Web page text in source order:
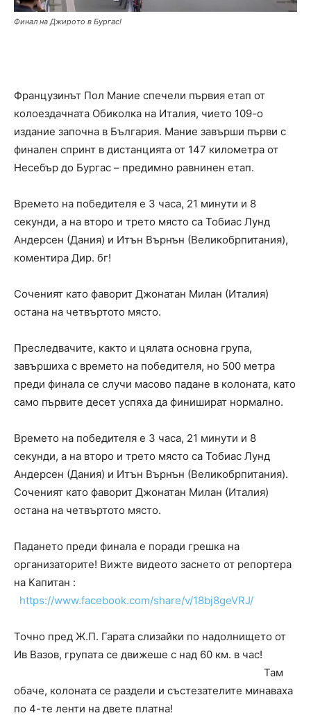
Финал на Джирото в Бургас!
Французинът Пол Мание спечели първия етап от
колоездачната Обиколка на Италия, чието 109-о
издание започна в България. Мание завърши първи с
финален спринт в дистанцията от 147 километра от
Несебър до Бургас – предимно равнинен етап.
Времето на победителя е 3 часа, 21 минути и 8
секунди, а на второ и трето място са Тобиас Лунд
Андерсен (Дания) и Итън Върнън (Великобрпитания),
коментира Дир. бг!
Соченият като фаворит Джонатан Милан (Италия)
остана на четвъртото място.
Преследвачите, както и цялата основна група,
завършиха с времето на победителя, но 500 метра
преди финала се случи масово падане в колоната, като
само първите десет успяха да финишират нормално.
Времето на победителя е 3 часа, 21 минути и 8
секунди, а на второ и трето място са Тобиас Лунд
Андерсен (Дания) и Итън Върнън (Великобрпитания).
Соченият като фаворит Джонатан Милан (Италия)
остана на четвъртото място.
Падането преди финала е поради грешка на
организаторите! Вижте видеото заснето от репортера
на Капитан :
https://www.facebook.com/share/v/18bj8geVRJ/
Точно пред Ж.П. Гарата слизайки по надолнището от
Ив Вазов, групата се движеше с над 60 км. в час!
Там
обаче, колоната се раздели и състезателите минаваха
по 4-те ленти на двете платна!